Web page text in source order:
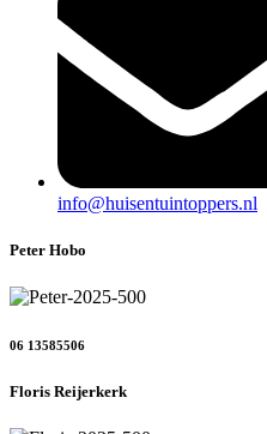
info@huisentuintoppers.nl
Peter Hobo
06 13585506
Floris Reijerkerk